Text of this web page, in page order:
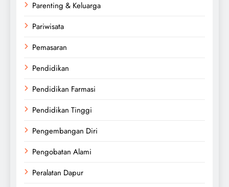
Parenting & Keluarga
Pariwisata
Pemasaran
Pendidikan
Pendidikan Farmasi
Pendidikan Tinggi
Pengembangan Diri
Pengobatan Alami
Peralatan Dapur